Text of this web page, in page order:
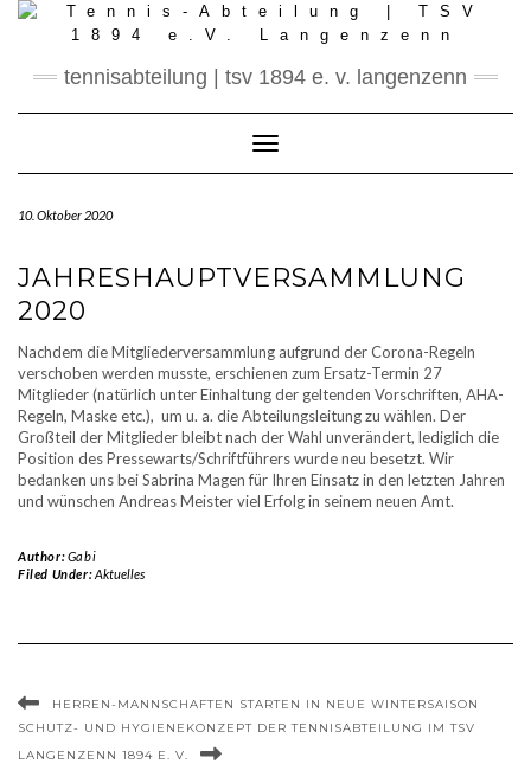
Skip
tennisabteilung | tsv 1894 e. v. langenzenn
Toggle Navigation
10. Oktober 2020
JAHRESHAUPTVERSAMMLUNG
2020
Nachdem die Mitgliederversammlung aufgrund der Corona-Regeln
verschoben werden musste, erschienen zum Ersatz-Termin 27
Mitglieder (natürlich unter Einhaltung der geltenden Vorschriften, AHA-
Regeln, Maske etc.), um u. a. die Abteilungsleitung zu wählen. Der
Großteil der Mitglieder bleibt nach der Wahl unverändert, lediglich die
Position des Pressewarts/Schriftführers wurde neu besetzt. Wir
bedanken uns bei Sabrina Magen für Ihren Einsatz in den letzten Jahren
und wünschen Andreas Meister viel Erfolg in seinem neuen Amt.
Author:Gabi
Filed Under:Aktuelles
HERREN-MANNSCHAFTEN STARTEN IN NEUE WINTERSAISON
SCHUTZ- UND HYGIENEKONZEPT DER TENNISABTEILUNG IM TSV
LANGENZENN 1894 E. V.